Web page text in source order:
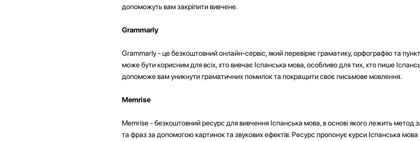
допоможуть вам закріпити вивчене.
Grammarly
Grammarly - це безкоштовний онлайн-сервіс, який перевіряє граматику, орфографію та
може бути корисним для всіх, хто вивчає Іспанська мова, особливо для тих, хто пише
допоможе вам уникнути граматичних помилок та покращити своє письмове мовлення.
Memrise
Memrise - безкоштовний ресурс для вивчення Іспанська мова, в основі якого лежить метод
та фраз за допомогою картинок та звукових ефектів. Ресурс пропонує курси Іспанська мова